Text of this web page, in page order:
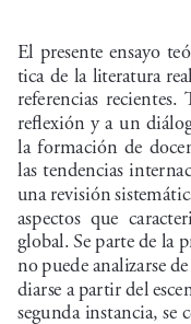
El presente ensayo
tica de la literatura
referencias  recientes.
reflexión y a un
la  formación  de
las tendencias
una revisión
aspectos  que
global. Se parte de la
no puede analizarse
diarse a partir del
segunda instancia, se